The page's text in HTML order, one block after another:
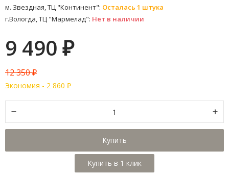
м. Звездная, ТЦ "Континент": Осталась 1 штука
г.Вологда, ТЦ "Мармелад": Нет в наличии
9 490 ₽
12 350₽
Экономия - 2 860 ₽
Купить